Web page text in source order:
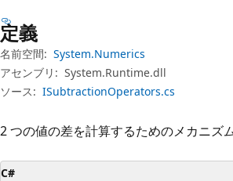
定義
名前空間: System.Numerics
アセンブリ: System.Runtime.dll
ソース: ISubtractionOperators.cs
2 つの値の差を計算するためのメカニズ
C#